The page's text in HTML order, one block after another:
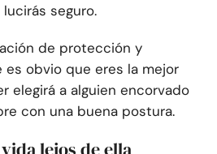
seguro.
de protección y
es obvio que eres la mejor
elegirá a alguien encorvado
con una buena postura.